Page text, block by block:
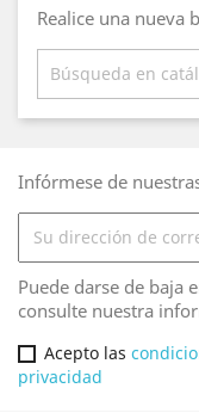
Realice una nueva
Infórmese de
Puede darse de baja
consulte nuestra
Acepto las
privacidad